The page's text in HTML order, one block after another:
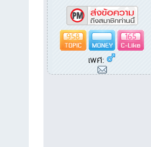
958
165
เพศ: